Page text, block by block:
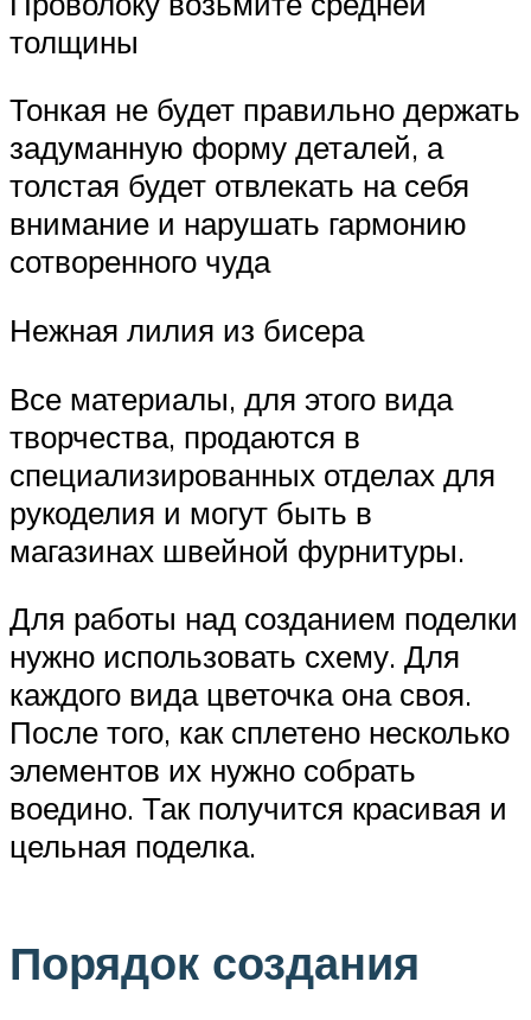
толщины
Тонкая не будет правильно держать
задуманную форму деталей, а
толстая будет отвлекать на себя
внимание и нарушать гармонию
сотворенного чуда
Нежная лилия из бисера
Все материалы, для этого вида
творчества, продаются в
специализированных отделах для
рукоделия и могут быть в
магазинах швейной фурнитуры.
Для работы над созданием поделки
нужно использовать схему. Для
каждого вида цветочка она своя.
После того, как сплетено несколько
элементов их нужно собрать
воедино. Так получится красивая и
цельная поделка.
Порядок создания